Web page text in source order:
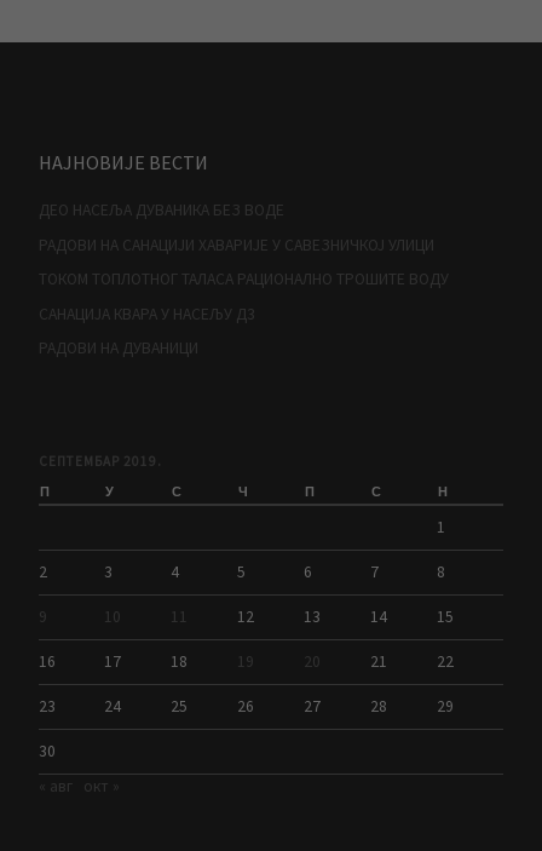
НАЈНОВИЈЕ ВЕСТИ
ДЕО НАСЕЉА ДУВАНИКА БЕЗ ВОДЕ
РАДОВИ НА САНАЦИЈИ ХАВАРИЈЕ У САВЕЗНИЧКОЈ УЛИЦИ
ТОКОМ ТОПЛОТНОГ ТАЛАСА РАЦИОНАЛНО ТРОШИТЕ ВОДУ
САНАЦИЈА КВАРА У НАСЕЉУ Д3
РАДОВИ НА ДУВАНИЦИ
СЕПТЕМБАР 2019.
П У С Ч П С Н
1
2 3 4 5 6 7 8
9 10 11 12 13 14 15
16 17 18 19 20 21 22
23 24 25 26 27 28 29
30
« авг окт »